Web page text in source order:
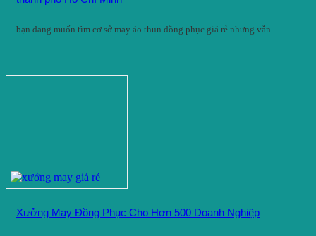
bạn đang muốn tìm cơ sở may áo thun đồng phục giá rẻ nhưng vẫn...
Xưởng May Đồng Phục Cho Hơn 500 Doanh Nghiệp